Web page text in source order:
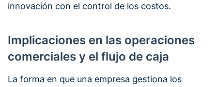
innovación con el control de los costos.
Implicaciones en las operaciones
comerciales y el flujo de caja
La forma en que una empresa gestiona los